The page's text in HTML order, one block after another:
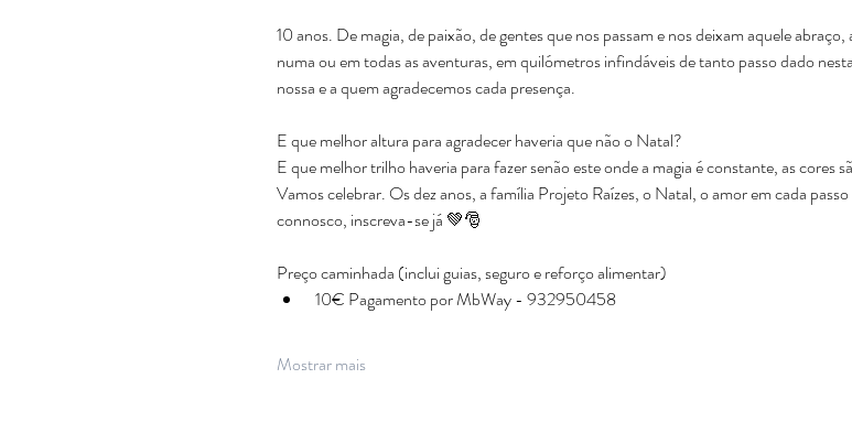
10 anos. De magia, de paixão, de gentes que nos passam e nos deixam aquele
numa ou em todas as aventuras, em quilómetros infindáveis de tanto passo dado
nossa e a quem agradecemos cada presença.
E que melhor altura para agradecer haveria que não o Natal?
E que melhor trilho haveria para fazer senão este onde a magia é constante, as cores
Vamos celebrar. Os dez anos, a família Projeto Raízes, o Natal, o amor em cada
connosco, inscreva-se já 💚🎅
Preço caminhada (inclui guias, seguro e reforço alimentar)
10€ Pagamento por MbWay - 932950458
Mostrar mais